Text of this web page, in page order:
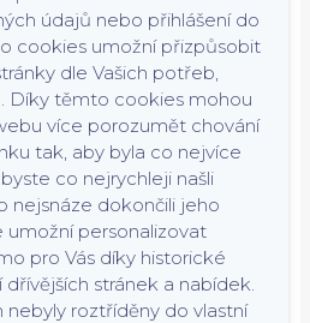
údajů nebo přihlášení do
cookies umožní přizpůsobit
dle Vašich potřeb,
Díky těmto cookies mohou
více porozumět chování
tak, aby byla co nejvíce
co nejrychleji našli
nejsnáze dokončili jeho
umožní personalizovat
pro Vás díky historické
stránek a nabídek.
roztříděny do vlastní